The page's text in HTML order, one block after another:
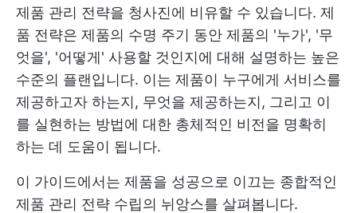
제품 관리 전략을 청사진에 비유할 수 있습니다. 제
품 전략은 제품의 수명 주기 동안 제품의 '누가', '무
엇을', '어떻게' 사용할 것인지에 대해 설명하는 높은
수준의 플랜입니다. 이는 제품이 누구에게 서비스를
제공하고자 하는지, 무엇을 제공하는지, 그리고 이
를 실현하는 방법에 대한 총체적인 비전을 명확히
하는 데 도움이 됩니다.
이 가이드에서는 제품을 성공으로 이끄는 종합적인
제품 관리 전략 수립의 뉘앙스를 살펴봅니다.